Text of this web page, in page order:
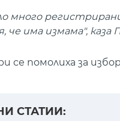
много
че има измама",
се помолиха за
СТАТИИ: